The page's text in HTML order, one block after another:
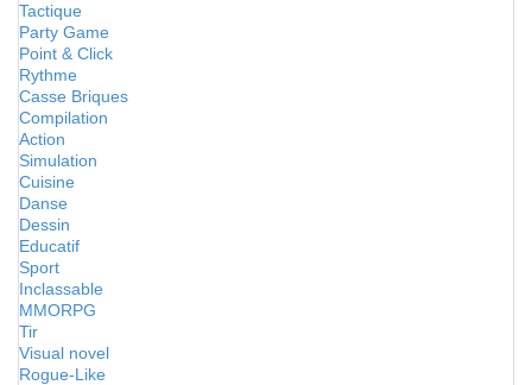
Tactique
Party Game
Point & Click
Rythme
Casse Briques
Compilation
Action
Simulation
Cuisine
Danse
Dessin
Educatif
Sport
Inclassable
MMORPG
Tir
Visual novel
Rogue-Like